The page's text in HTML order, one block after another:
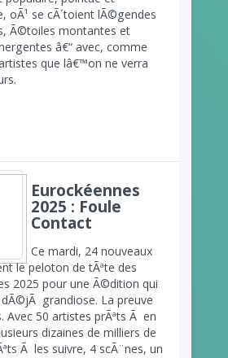
oÃ¹ se cÃ´toient lÃ©gendes
Ã©toiles montantes et
â€“ avec, comme
que lâ€™on ne verra
Eurockéennes
2025 : Foule
Contact
Ce mardi, 24 nouveaux
le peloton de tÃªte des
2025 pour une Ã©dition qui
grandiose. La preuve
Avec 50 artistes prÃªts Ã en
dizaines de milliers de
Ã les suivre, 4 scÃ¨nes, un